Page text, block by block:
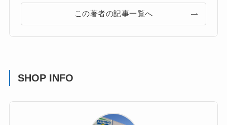
この著者の記事一覧へ
SHOP INFO